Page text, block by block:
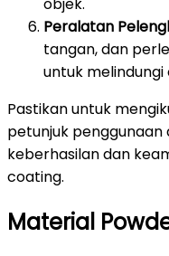
objek.
Peralatan
tangan, dan
untuk
Pastikan untuk
petunjuk
keberhasilan dan
coating.
Material